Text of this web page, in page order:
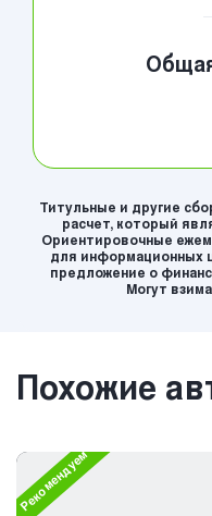
Титульные и другие
расчет, который
Ориентировочные
для информационных
предложение о
Могут
Похожие
Рекомендуем